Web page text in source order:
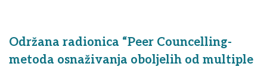
Održana radionica “Peer Councelling-
metoda osnaživanja oboljelih od multiple